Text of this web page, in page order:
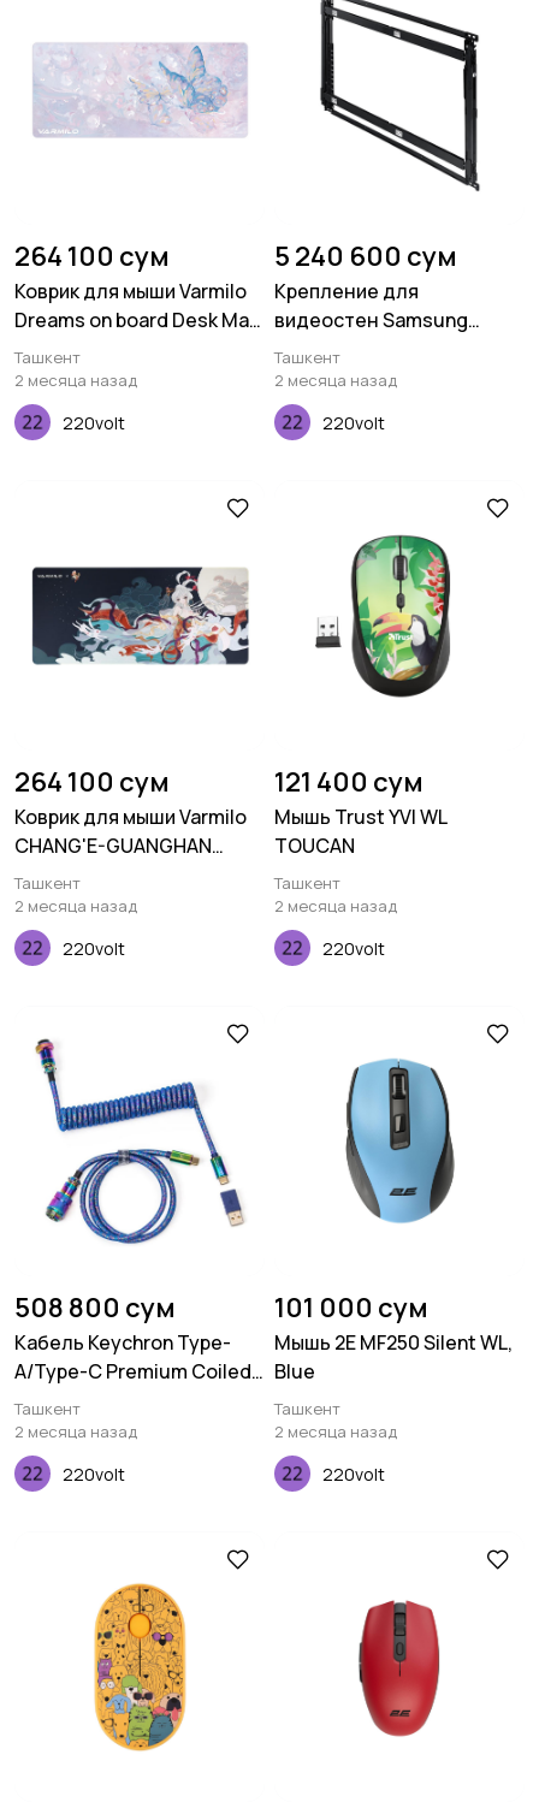
264 100 сум
Коврик для мыши Varmilo
Dreams on board Desk Mat
XL (900х400х3мм)
Ташкент
2 месяца назад
220volt
5 240 600 сум
Крепление для
видеостен Samsung
WMN-55VD/EN
Ташкент
2 месяца назад
220volt
264 100 сум
Коврик для мыши Varmilo
CHANG'E-GUANGHAN
PALACE XL
(900х400х3мм), Черный
Ташкент
2 месяца назад
220volt
121 400 сум
Мышь Trust YVI WL
TOUCAN
Ташкент
2 месяца назад
220volt
508 800 сум
Кабель Keychron Type-
A/Type-C Premium Coiled
Aviator, Cable-Straight,
Rainbow Plated, Blue
Ташкент
2 месяца назад
220volt
101 000 сум
Мышь 2E MF250 Silent WL,
Blue
Ташкент
2 месяца назад
220volt